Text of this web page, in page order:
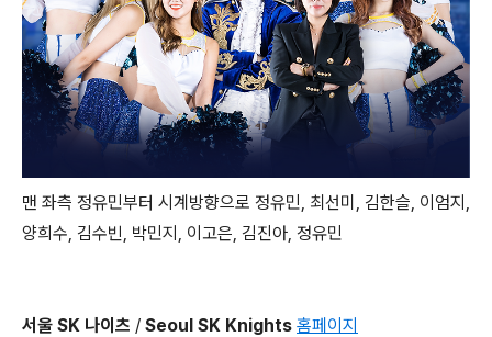
맨 좌측 정유민부터 시계방향으로 정유민, 최선미, 김한슬, 이엄지,
양희수, 김수빈, 박민지, 이고은, 김진아, 정유민
서울 SK 나이츠 / Seoul SK Knights 홈페이지